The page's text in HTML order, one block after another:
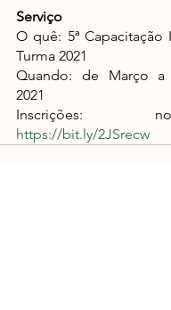
Serviço
O quê: 5ª Capacitação
Turma 2021
Quando: de Março a
2021
Inscrições:
https://bit.ly/2JSrecw